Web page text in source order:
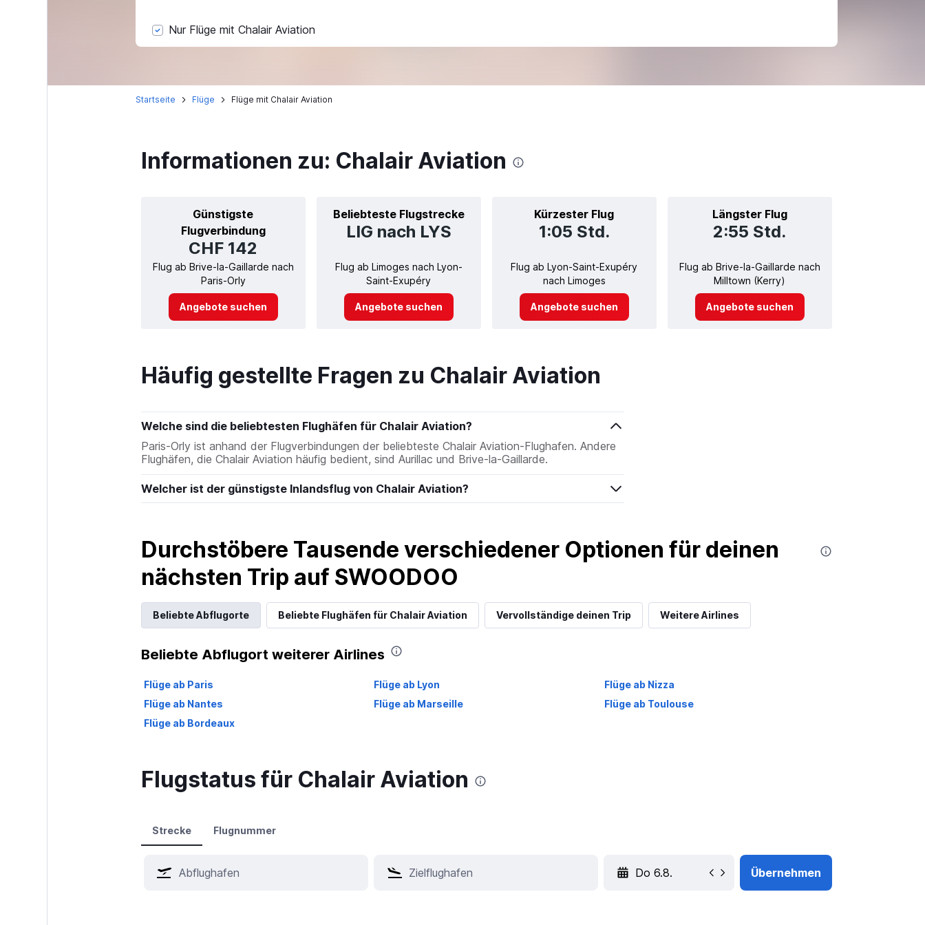
Nur Flüge mit Chalair Aviation
Startseite Flüge Flüge mit Chalair Aviation
Informationen zu: Chalair Aviation
Günstigste
Flugverbindung
CHF 142
Beliebteste Flugstrecke
LIG nach LYS
Kürzester Flug
1:05 Std.
Längster Flug
2:55 Std.
Flug ab Brive-la-Gaillarde nach
Paris-Orly
Angebote suchen
Flug ab Limoges nach Lyon-
Saint-Exupéry
Angebote suchen
Flug ab Lyon-Saint-Exupéry
nach Limoges
Angebote suchen
Flug ab Brive-la-Gaillarde nach
Milltown (Kerry)
Angebote suchen
Häufig gestellte Fragen zu Chalair Aviation
Welche sind die beliebtesten Flughäfen für Chalair Aviation?
Paris-Orly ist anhand der Flugverbindungen der beliebteste Chalair Aviation-Flughafen. Andere
Flughäfen, die Chalair Aviation häufig bedient, sind Aurillac und Brive-la-Gaillarde.
Welcher ist der günstigste Inlandsflug von Chalair Aviation?
Durchstöbere Tausende verschiedener Optionen für deinen
nächsten Trip auf SWOODOO
Beliebte Abflugorte Beliebte Flughäfen für Chalair Aviation Vervollständige deinen Trip Weitere Airlines
Beliebte Abflugort weiterer Airlines
Flüge ab Paris Flüge ab Lyon
Flüge ab Nizza
Flüge ab Nantes
Flüge ab Marseille
Flüge ab Toulouse
Flüge ab Bordeaux
Flugstatus für Chalair Aviation
Strecke Flugnummer
Übernehmen